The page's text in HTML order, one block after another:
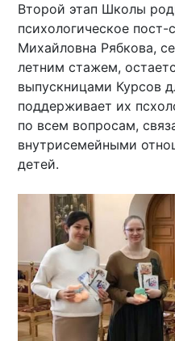
Второй этап Школы
психологическое
Михайловна Рябкова,
летним стажем,
выпускницами Курсов
поддерживает их
по всем вопросам,
внутрисемейными
детей.